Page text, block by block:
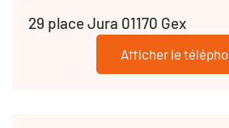
29 place Jura 01170 Gex
Afficher le